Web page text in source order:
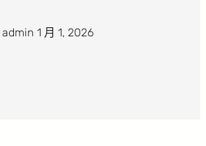
admin 1 月 1, 2026